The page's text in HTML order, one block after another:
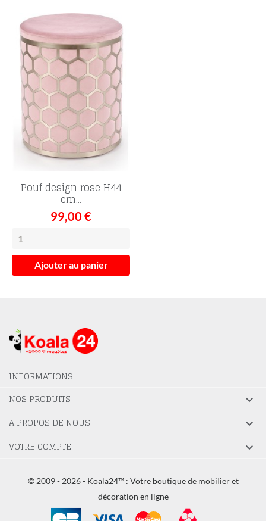
Pouf design rose H44
cm...
99,00 €
Ajouter au panier
INFORMATIONS
NOS PRODUITS

A PROPOS DE NOUS 
VOTRE COMPTE 
© 2009 - 2026 - Koala24™ : Votre boutique de mobilier et
décoration en ligne